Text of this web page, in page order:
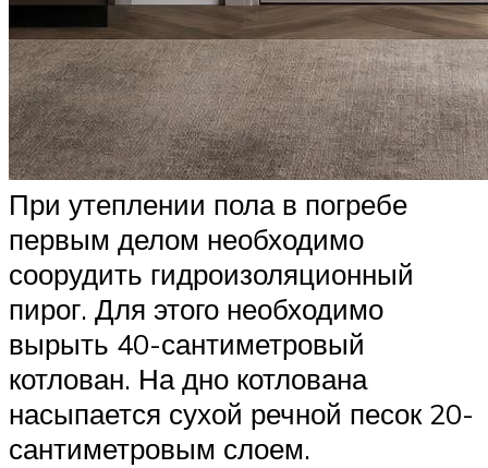
При утеплении пола в погребе
первым делом необходимо
соорудить гидроизоляционный
пирог. Для этого необходимо
вырыть 40-сантиметровый
котлован. На дно котлована
насыпается сухой речной песок 20-
сантиметровым слоем.